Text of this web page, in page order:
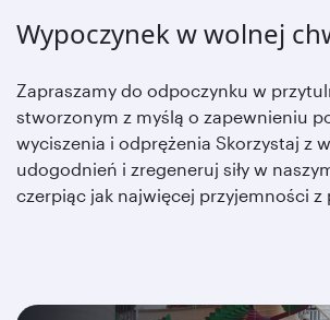
Wypoczynek w wolnej
Zapraszamy do odpoczynku w
stworzonym z myślą o zapewnieniu
wyciszenia i odprężenia Skorzystaj z
udogodnień i zregeneruj siły w
czerpiąc jak najwięcej przyjemności z